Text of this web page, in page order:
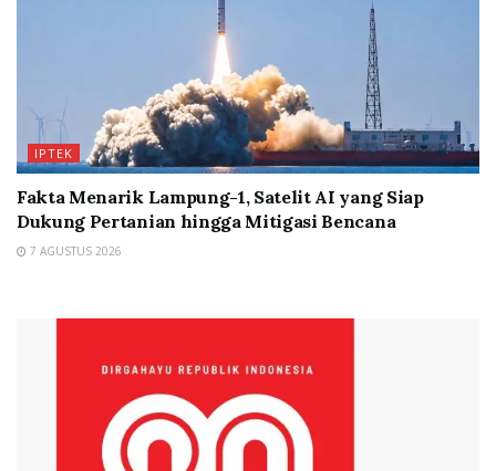
IPTEK
Fakta Menarik Lampung-1, Satelit AI yang Siap
Dukung Pertanian hingga Mitigasi Bencana
7 AGUSTUS 2026